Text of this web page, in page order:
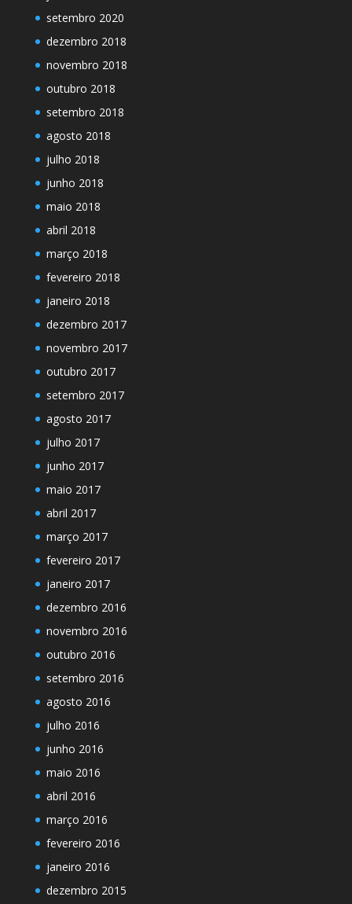
setembro 2020
dezembro 2018
novembro 2018
outubro 2018
setembro 2018
agosto 2018
julho 2018
junho 2018
maio 2018
abril 2018
março 2018
fevereiro 2018
janeiro 2018
dezembro 2017
novembro 2017
outubro 2017
setembro 2017
agosto 2017
julho 2017
junho 2017
maio 2017
abril 2017
março 2017
fevereiro 2017
janeiro 2017
dezembro 2016
novembro 2016
outubro 2016
setembro 2016
agosto 2016
julho 2016
junho 2016
maio 2016
abril 2016
março 2016
fevereiro 2016
janeiro 2016
dezembro 2015